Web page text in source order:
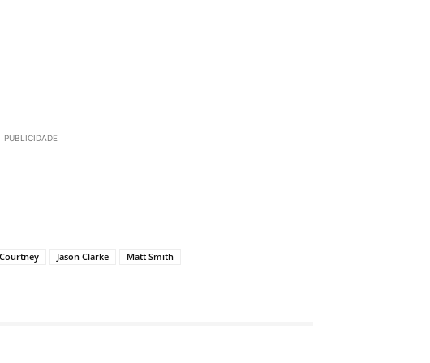
PUBLICIDADE
Jason Clarke Matt Smith